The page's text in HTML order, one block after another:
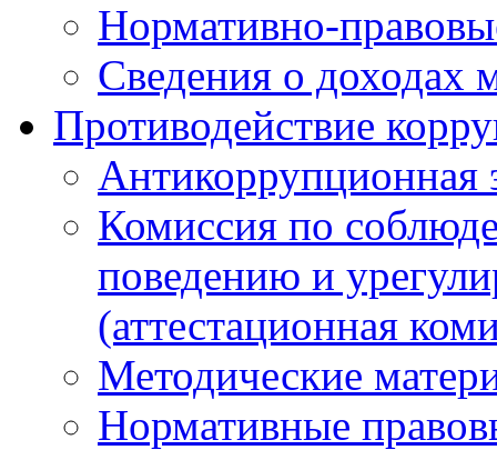
Нормативно-
Сведения о
Противодействие
Антикоррупционная
Комиссия по
поведению и
(аттестационная
Методические
Нормативные